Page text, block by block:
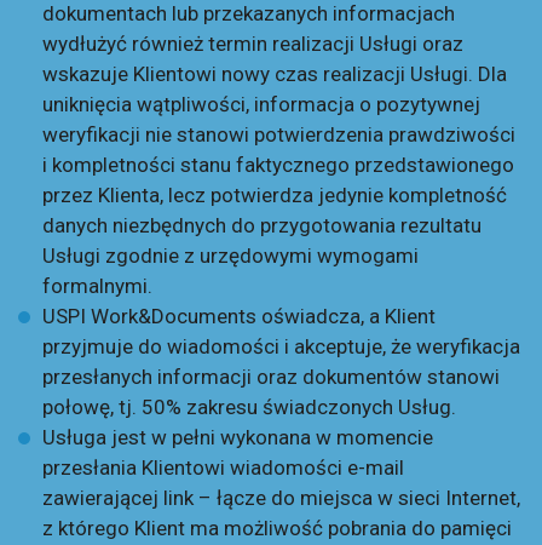
dokumentach lub przekazanych informacjach
wydłużyć również termin realizacji Usługi oraz
wskazuje Klientowi nowy czas realizacji Usługi. Dla
uniknięcia wątpliwości, informacja o pozytywnej
weryfikacji nie stanowi potwierdzenia prawdziwości
i kompletności stanu faktycznego przedstawionego
przez Klienta, lecz potwierdza jedynie kompletność
danych niezbędnych do przygotowania rezultatu
Usługi zgodnie z urzędowymi wymogami
formalnymi.
USPI Work&Documents oświadcza, a Klient
przyjmuje do wiadomości i akceptuje, że weryfikacja
przesłanych informacji oraz dokumentów stanowi
połowę, tj. 50% zakresu świadczonych Usług.
Usługa jest w pełni wykonana w momencie
przesłania Klientowi wiadomości e-mail
zawierającej link – łącze do miejsca w sieci Internet,
z którego Klient ma możliwość pobrania do pamięci